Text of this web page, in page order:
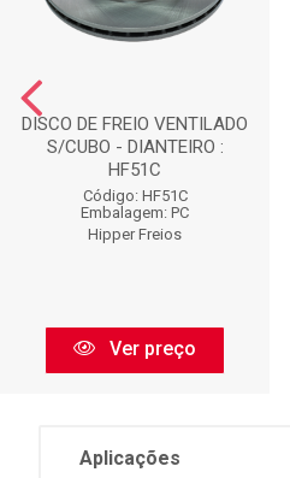
DISCO DE FREIO VENTILADO
S/CUBO - DIANTEIRO :
HF51C
Código: HF51C
Embalagem: PC
Hipper Freios
Ver preço
Aplicações